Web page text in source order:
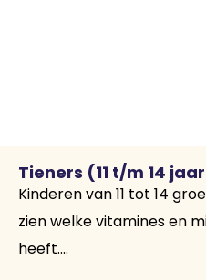
Tieners (11 t/m 14
Kinderen van 11 tot 14
zien welke vitamines en
heeft....